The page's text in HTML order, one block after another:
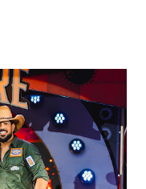
em todo o país.
está a cargo da
na promoção
da FAPIL
no ano passado. O